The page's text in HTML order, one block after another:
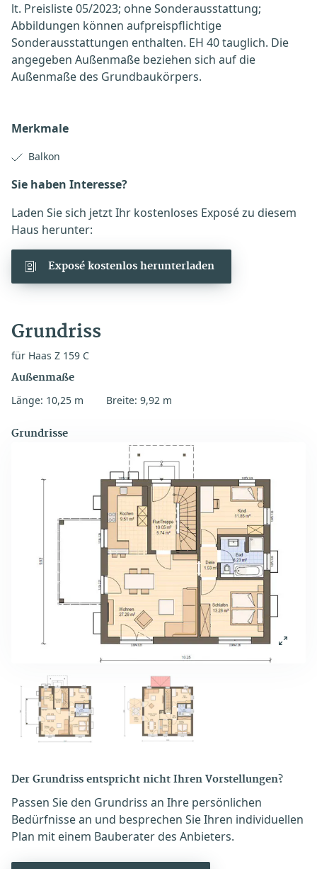
lt. Preisliste 05/2023; ohne Sonderausstattung;
Abbildungen können aufpreispflichtige
Sonderausstattungen enthalten. EH 40 tauglich. Die
angegeben Außenmaße beziehen sich auf die
Außenmaße des Grundbaukörpers.
Merkmale
Balkon
Sie haben Interesse?
Laden Sie sich jetzt Ihr kostenloses Exposé zu diesem
Haus herunter:
Exposé kostenlos herunterladen
Grundriss
für Haas Z 159 C
Außenmaße
Länge: 10,25 m Breite: 9,92 m
Grundrisse
Der Grundriss entspricht nicht Ihren Vorstellungen?
Passen Sie den Grundriss an Ihre persönlichen
Bedürfnisse an und besprechen Sie Ihren individuellen
Plan mit einem Bauberater des Anbieters.